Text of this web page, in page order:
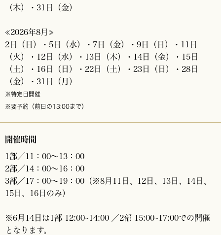
（木）・31日（金）
≪2026年8月≫
2日（日）・5日（水）・7日（金）・9日（日）・11日
（火）・12日（水）・13日（木）・14日（金）・15日
（土）・16日（日）・22日（土）・23日（日）・28日
（金）・31日（月）
※特定日開催
※要予約（前日の13:00まで）
開催時間
1部／11：00～13：00
2部／14：00～16：00
3部／17：00～19：00（※8月11日、12日、13日、14日、
15日、16日のみ）
※6月14日は1部 12:00~14:00 ／2部 15:00~17:00での開催
となります。